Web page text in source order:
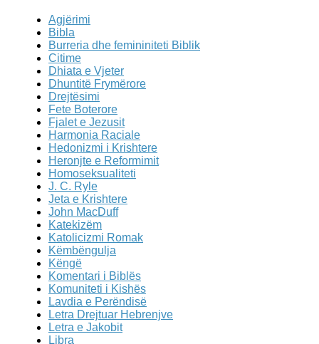
Agjërimi
Bibla
Burreria dhe femininiteti Biblik
Citime
Dhiata e Vjeter
Dhuntitë Frymërore
Drejtësimi
Fete Boterore
Fjalet e Jezusit
Harmonia Raciale
Hedonizmi i Krishtere
Heronjte e Reformimit
Homoseksualiteti
J. C. Ryle
Jeta e Krishtere
John MacDuff
Katekizëm
Katolicizmi Romak
Këmbëngulja
Këngë
Komentari i Biblës
Komuniteti i Kishës
Lavdia e Perëndisë
Letra Drejtuar Hebrenjve
Letra e Jakobit
Libra